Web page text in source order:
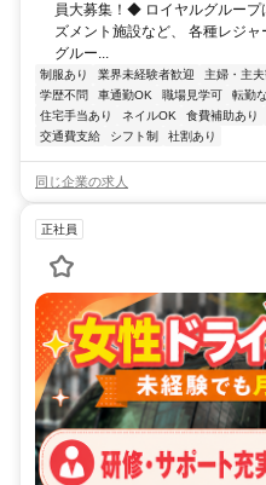
員大募集！◆ ロイヤルグループ
ズメント施設など、 各種レジ
グルー...
制服あり 業界未経験者歓迎 主婦・主
学歴不問
車通勤OK 職場見学可 転勤な
住宅手当あり
ネイルOK 食費補助あり
交通費支給
シフト制 社割あり
同じ企業の求人
正社員